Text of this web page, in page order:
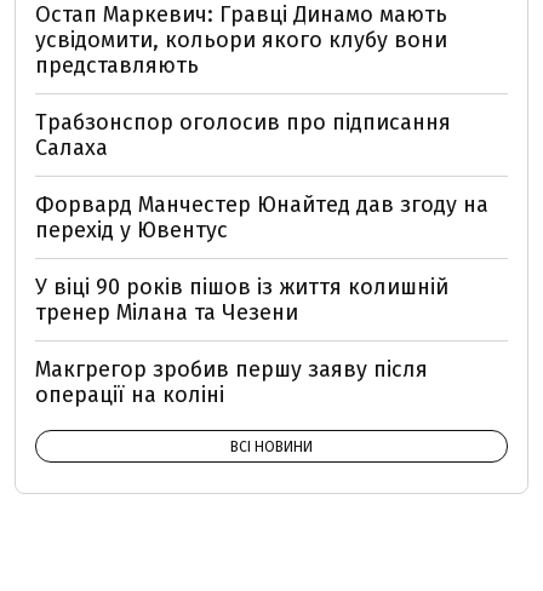
Остап Маркевич: Гравці Динамо мають
усвідомити, кольори якого клубу вони
представляють
Трабзонспор оголосив про підписання
Салаха
Форвард Манчестер Юнайтед дав згоду на
перехід у Ювентус
У віці 90 років пішов із життя колишній
тренер Мілана та Чезени
Макгрегор зробив першу заяву після
операції на коліні
ВСІ НОВИНИ